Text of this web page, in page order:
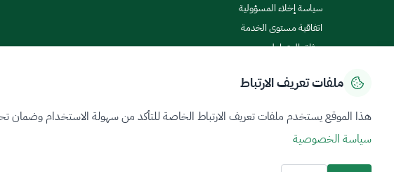
سياسة إخلاء المسؤولية
اتفاقية مستوى الخدمة
ميثاق المتعاملين
جميع الحقوق محفوظة 2026 © ZATCA.GOV.SA
ملفات تعريف الارتباط
هذا الموقع يستخدم ملفات تعريف الارتباط الخاصة للتأكد من سهولة الاستخدام وضمان
سياسة الخصوصية